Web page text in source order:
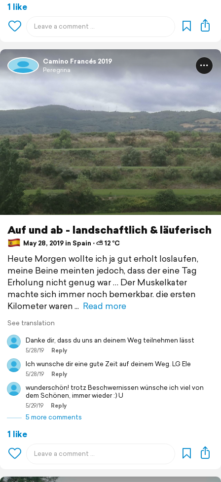
1 like
Camino Francés 2019
Peregrina
Auf und ab - landschaftlich & läuferisch
May 28, 2019 in Spain ⋅ ⛅ 12 °C
Heute Morgen wollte ich ja gut erholt loslaufen,
meine Beine meinten jedoch, dass der eine Tag
Erholung nicht genug war … Der Muskelkater
machte sich immer noch bemerkbar. die ersten
Kilometer waren
Read more
See translation
Danke dir, dass du uns an deinem Weg teilnehmen lässt
5/28/19 Reply
Ich wunsche dir eine gute Zeit auf deinem Weg. LG Ele
5/28/19 Reply
wunderschön! trotz Beschwernissen wünsche ich viel von
dem Schönen, immer wieder :) U
5/29/19 Reply
5 more comments
1 like